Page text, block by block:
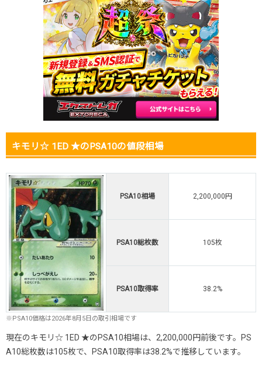
2026.1.5
1,100,000円 1,380,000円
2,200,000円
2025.12.25
1,100,000円 1,380,000円
2,200,000円
2025.12.15
1,100,000円 1,380,000円
2,200,000円
2025.12.5
950,000円 1,280,000円
2,200,000円
2025.11.25
950,000円 1,280,000円
2025.11.15
950,000円 1,280,000円
2025.11.5
950,000円 1,280,000円
950,000円 1,280,000円
発売日初動
-円 -円
キモリ☆ 1ED ★のPSA10の値段相場
PSA10相場 2,200,000円
PSA10総枚数 105枚
PSA10取得率 38.2%
※PSA10価格は2026年8月5日の取引相場です
現在のキモリ☆ 1ED ★のPSA10相場は、2,200,000円前後です。PS
A10総枚数は105枚で、PSA10取得率は38.2%で推移しています。